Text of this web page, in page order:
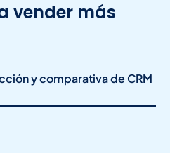
vender más
y comparativa de CRM